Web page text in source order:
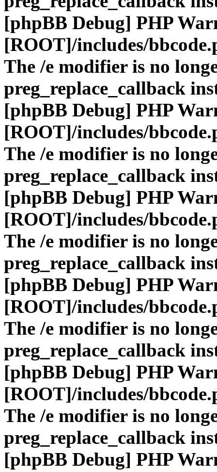
[phpBB Debug] PHP
[ROOT]/includes/
The /e modifier is no
preg_replace_callback
[phpBB Debug] PHP
[ROOT]/includes/
The /e modifier is no
preg_replace_callback
[phpBB Debug] PHP
[ROOT]/includes/
The /e modifier is no
preg_replace_callback
[phpBB Debug] PHP
[ROOT]/includes/
The /e modifier is no
preg_replace_callback
[phpBB Debug] PHP
[ROOT]/includes/
The /e modifier is no
preg_replace_callback
[phpBB Debug] PHP